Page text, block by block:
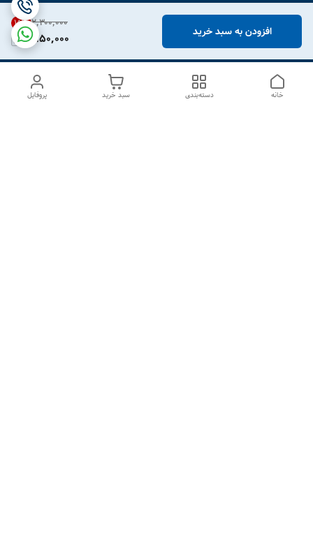
۲٬۳۰۰٬۰۰۰ 15%
1,950,000 افزودن به سبد خرید
پروفایل سبد خرید دسته‌بندی خانه